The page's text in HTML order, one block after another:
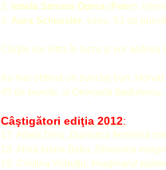
2. Ionela Simona Oprea (Feier),
3. Aura Schussler, eseu, 53 de
Cărţile vor intra în lucru şi vor apărea
Au mai obtinut un punctaj bun:
45 de puncte, si Georgeta
Câştigători ediţia 2012:
17. Adela Dinu, Diaristica feminină
18. Alina Ioana Bako, Dinamica
19. Cristina Vidruţiu, Imaginarul